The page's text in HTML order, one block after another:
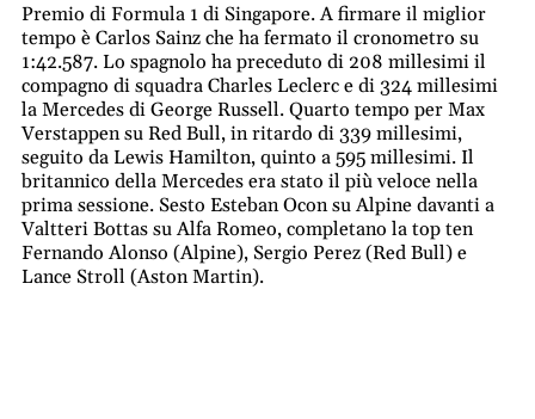
Premio di Formula 1 di Singapore. A firmare il miglior
tempo è Carlos Sainz che ha fermato il cronometro su
1:42.587. Lo spagnolo ha preceduto di 208 millesimi il
compagno di squadra Charles Leclerc e di 324 millesimi
la Mercedes di George Russell. Quarto tempo per Max
Verstappen su Red Bull, in ritardo di 339 millesimi,
seguito da Lewis Hamilton, quinto a 595 millesimi. Il
britannico della Mercedes era stato il più veloce nella
prima sessione. Sesto Esteban Ocon su Alpine davanti a
Valtteri Bottas su Alfa Romeo, completano la top ten
Fernando Alonso (Alpine), Sergio Perez (Red Bull) e
Lance Stroll (Aston Martin).